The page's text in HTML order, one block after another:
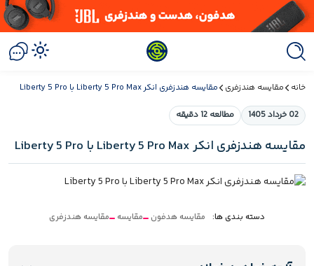
خانه مقایسه هندزفری مقایسه هندزفری انکر Liberty 5 Pro Max با Liberty 5 Pro
02 خرداد 1405 مطالعه 12 دقیقه
مقایسه هندزفری انکر Liberty 5 Pro Max با Liberty 5 Pro
دسته بندی ها: مقایسه هدفون مقایسه مقایسه هندزفری